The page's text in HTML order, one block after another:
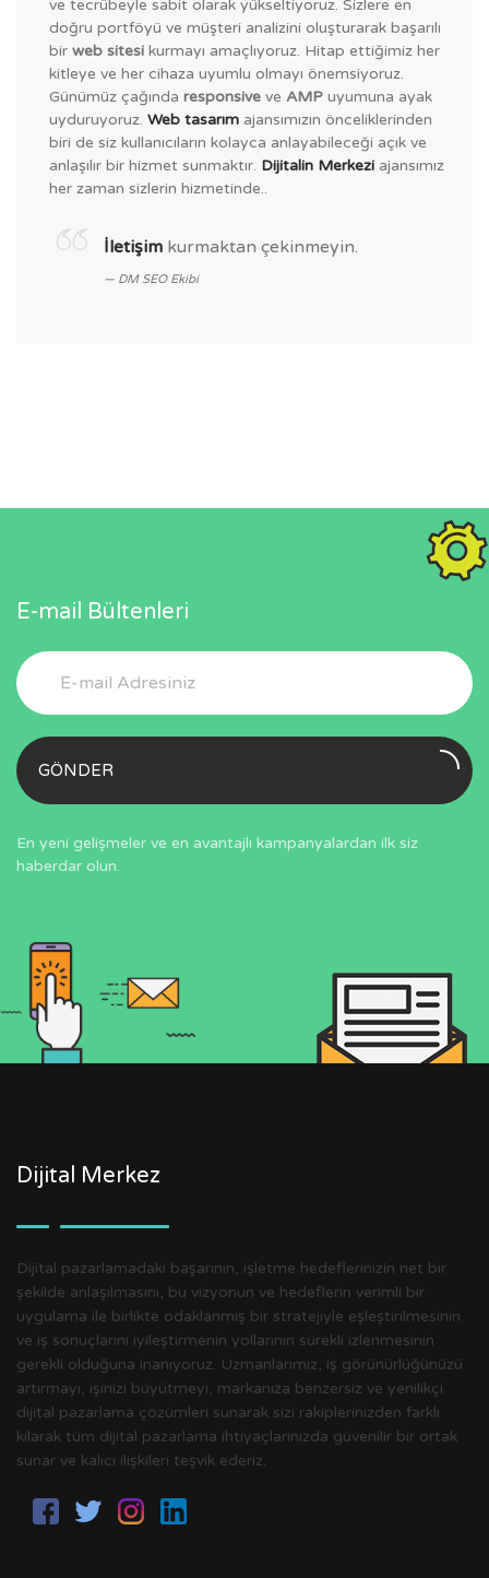
ve tecrübeyle sabit olarak yükseltiyoruz. Sizlere en
doğru portföyü ve müşteri analizini oluşturarak başarılı
bir web sitesi kurmayı amaçlıyoruz. Hitap ettiğimiz her
kitleye ve her cihaza uyumlu olmayı önemsiyoruz.
Günümüz çağında responsive ve AMP uyumuna ayak
uyduruyoruz. Web tasarım ajansımızın önceliklerinden
biri de siz kullanıcıların kolayca anlayabileceği açık ve
anlaşılır bir hizmet sunmaktır. Dijitalin Merkezi ajansımız
her zaman sizlerin hizmetinde..
İletişim kurmaktan çekinmeyin.
DM SEO Ekibi
E-mail Bültenleri
GÖNDER
En yeni gelişmeler ve en avantajlı kampanyalardan ilk siz
haberdar olun.
Dijital Merkez
Dijital pazarlamadaki başarının, işletme hedeflerinizin net bir
şekilde anlaşılmasını, bu vizyonun ve hedeflerin verimli bir
uygulama ile birlikte odaklanmış bir stratejiyle eşleştirilmesinin
ve iş sonuçlarını iyileştirmenin yollarının sürekli izlenmesinin
gerekli olduğuna inanıyoruz. Uzmanlarımız, iş görünürlüğünüzü
artırmayı, işinizi büyütmeyi, markanıza benzersiz ve yenilikçi
dijital pazarlama çözümleri sunarak sizi rakiplerinizden farklı
kılarak tüm dijital pazarlama ihtiyaçlarınızda güvenilir bir ortak
sunar ve kalıcı ilişkileri teşvik ederiz.